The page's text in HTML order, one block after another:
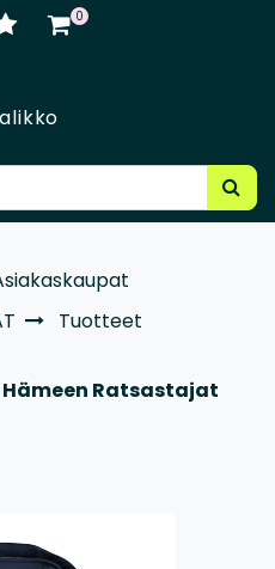
0
Tuotteet
Ratsastajat